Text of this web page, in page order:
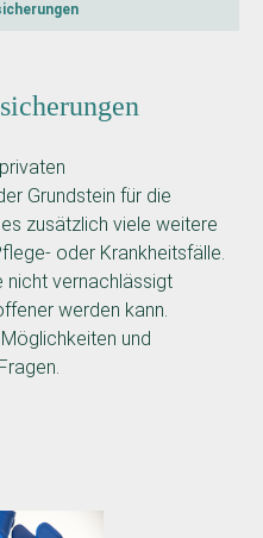
Grundstein für die
zusätzlich viele weitere
oder Krankheitsfälle.
nicht vernachlässigt
werden kann.
und